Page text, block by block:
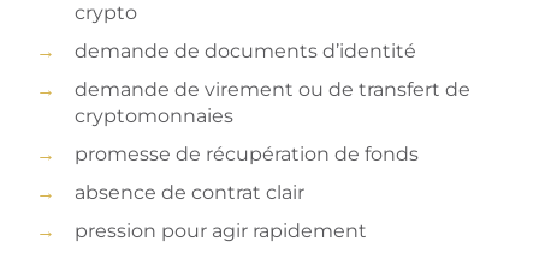
crypto
demande de documents d’identité
demande de virement ou de transfert de
cryptomonnaies
promesse de récupération de fonds
absence de contrat clair
pression pour agir rapidement